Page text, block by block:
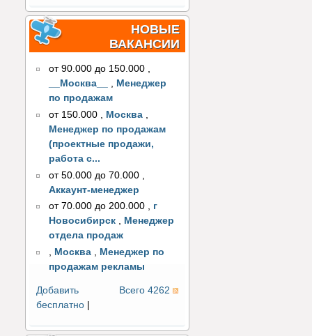
НОВЫЕ
ВАКАНСИИ
от 90.000 до 150.000 ,
__Москва__
, Менеджер
по продажам
от 150.000
Москва
Менеджер по продажам
(проектные продажи,
работа с...
от 50.000 до 70.000
Аккаунт-менеджер
от 70.000 до 200.000 , г
Новосибирск , Менеджер
отдела продаж
, Москва , Менеджер по
продажам рекламы
Всего 4262
Добавить
бесплатно